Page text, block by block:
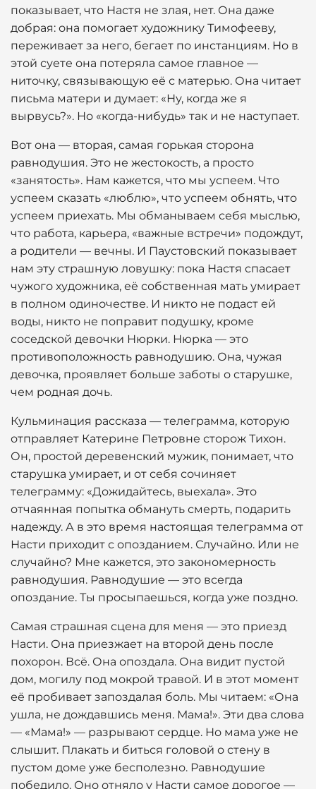
показывает, что Настя не злая, нет. Она даже
добрая: она помогает художнику Тимофееву,
переживает за него, бегает по инстанциям. Но в
этой суете она потеряла самое главное —
ниточку, связывающую её с матерью. Она читает
письма матери и думает: «Ну, когда же я
вырвусь?». Но «когда-нибудь» так и не наступает.
Вот она — вторая, самая горькая сторона
равнодушия. Это не жестокость, а просто
«занятость». Нам кажется, что мы успеем. Что
успеем сказать «люблю», что успеем обнять, что
успеем приехать. Мы обманываем себя мыслью,
что работа, карьера, «важные встречи» подождут,
а родители — вечны. И Паустовский показывает
нам эту страшную ловушку: пока Настя спасает
чужого художника, её собственная мать умирает
в полном одиночестве. И никто не подаст ей
воды, никто не поправит подушку, кроме
соседской девочки Нюрки. Нюрка — это
противоположность равнодушию. Она, чужая
девочка, проявляет больше заботы о старушке,
чем родная дочь.
Кульминация рассказа — телеграмма, которую
отправляет Катерине Петровне сторож Тихон.
Он, простой деревенский мужик, понимает, что
старушка умирает, и от себя сочиняет
телеграмму: «Дожидайтесь, выехала». Это
отчаянная попытка обмануть смерть, подарить
надежду. А в это время настоящая телеграмма от
Насти приходит с опозданием. Случайно. Или не
случайно? Мне кажется, это закономерность
равнодушия. Равнодушие — это всегда
опоздание. Ты просыпаешься, когда уже поздно.
Самая страшная сцена для меня — это приезд
Насти. Она приезжает на второй день после
похорон. Всё. Она опоздала. Она видит пустой
дом, могилу под мокрой травой. И в этот момент
её пробивает запоздалая боль. Мы читаем: «Она
ушла, не дождавшись меня. Мама!». Эти два слова
— «Мама!» — разрывают сердце. Но мама уже не
слышит. Плакать и биться головой о стену в
пустом доме уже бесполезно. Равнодушие
победило. Оно отняло у Насти самое дорогое —